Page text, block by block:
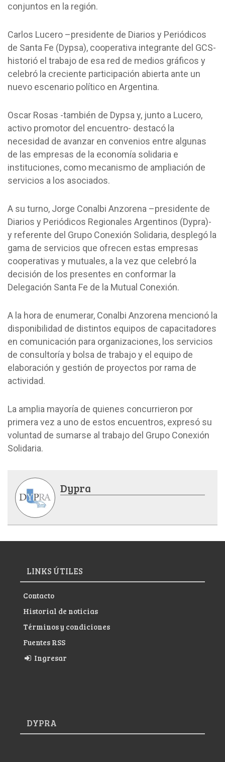
conjuntos en la región.
Carlos Lucero –presidente de Diarios y Periódicos
de Santa Fe (Dypsa), cooperativa integrante del GCS-
historió el trabajo de esa red de medios gráficos y
celebró la creciente participación abierta ante un
nuevo escenario político en Argentina.
Oscar Rosas -también de Dypsa y, junto a Lucero,
activo promotor del encuentro- destacó la
necesidad de avanzar en convenios entre algunas
de las empresas de la economía solidaria e
instituciones, como mecanismo de ampliación de
servicios a los asociados.
A su turno, Jorge Conalbi Anzorena –presidente de
Diarios y Periódicos Regionales Argentinos (Dypra)-
y referente del Grupo Conexión Solidaria, desplegó la
gama de servicios que ofrecen estas empresas
cooperativas y mutuales, a la vez que celebró la
decisión de los presentes en conformar la
Delegación Santa Fe de la Mutual Conexión.
A la hora de enumerar, Conalbi Anzorena mencionó la
disponibilidad de distintos equipos de capacitadores
en comunicación para organizaciones, los servicios
de consultoría y bolsa de trabajo y el equipo de
elaboración y gestión de proyectos por rama de
actividad.
La amplia mayoría de quienes concurrieron por
primera vez a uno de estos encuentros, expresó su
voluntad de sumarse al trabajo del Grupo Conexión
Solidaria.
Dypra
LINKS ÚTILES
Contacto
Historial de noticias
Términos y condiciones
Fuentes RSS
Ingresar
DYPRA